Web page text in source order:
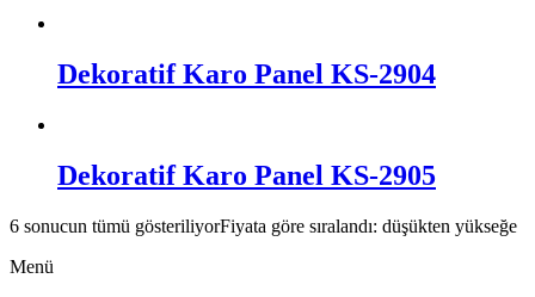
Dekoratif Karo Panel KS-2904
Dekoratif Karo Panel KS-2905
6 sonucun tümü gösteriliyorFiyata göre sıralandı: düşükten yükseğe
Menü